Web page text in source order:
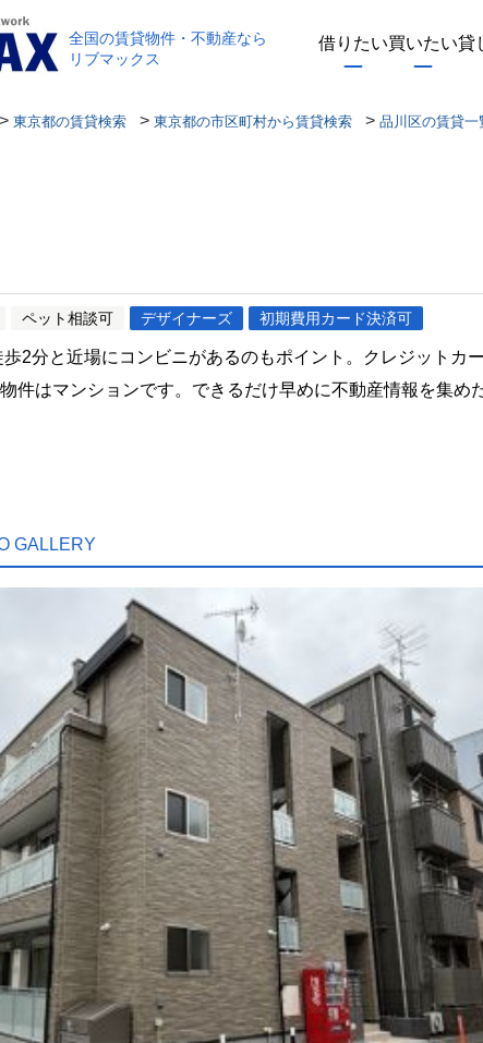
全国の賃貸物件・不動産なら
リブマックス
借りたい買いたい貸
> 東京都の賃貸検索 > 東京都の市区町村から賃貸検索 > 品川区の賃貸一
ペット相談可 デザイナーズ 初期費用カード決済可
2分と近場にコンビニがあるのもポイント。クレジット
件はマンションです。できるだけ早めに不動産情報を集
GALLERY